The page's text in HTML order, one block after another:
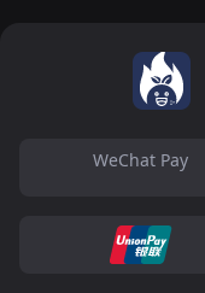
WeChat Pay